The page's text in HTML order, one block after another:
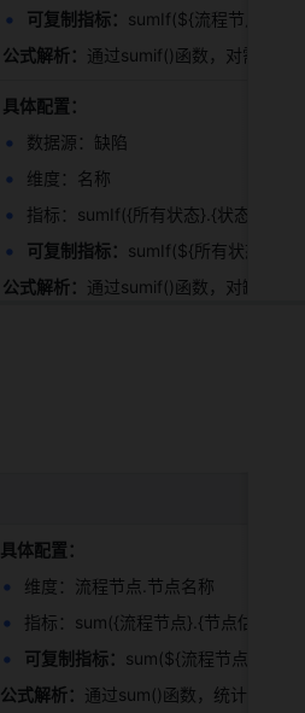
可复制指标： sumIf(${流程节点}.${
公式解析： 通过sumif()函数，对需求进
具体配置：
数据源：缺陷
维度：名称
指标：sumIf({所有状态}.{状态进入
可复制指标： sumIf(${所有状态}.${
公式解析： 通过sumif()函数，对缺陷进
具体配置：
维度：流程节点.节点名称
指标：sum({流程节点}.{节点估分})
可复制指标： sum(${流程节点}.${节
公式解析： 通过sum()函数，统计不同